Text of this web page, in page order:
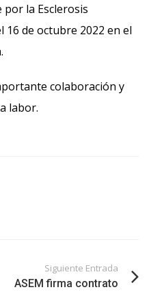
la Esclerosis
de octubre 2022 en el
colaboración y
labor.
Siguiente Entrada
ASEM firma contrato